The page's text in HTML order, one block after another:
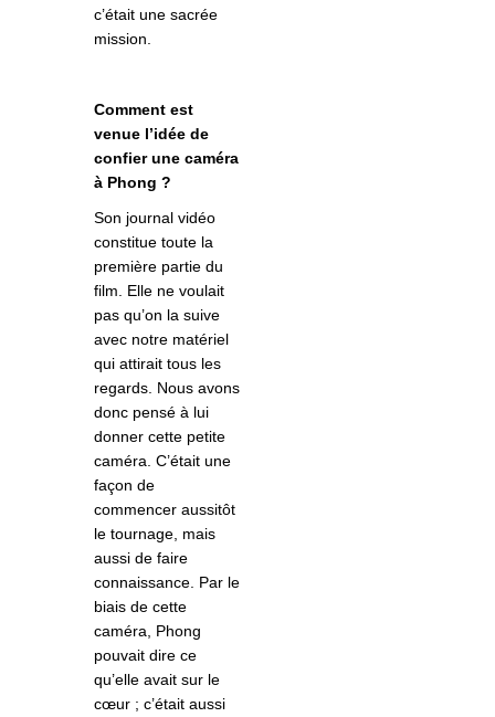
c’était une sacrée
mission.
Comment est
venue l’idée de
confier une caméra
à Phong ?
Son journal vidéo
constitue toute la
première partie du
film. Elle ne voulait
pas qu’on la suive
avec notre matériel
qui attirait tous les
regards. Nous avons
donc pensé à lui
donner cette petite
caméra. C’était une
façon de
commencer aussitôt
le tournage, mais
aussi de faire
connaissance. Par le
biais de cette
caméra, Phong
pouvait dire ce
qu’elle avait sur le
cœur ; c’était aussi